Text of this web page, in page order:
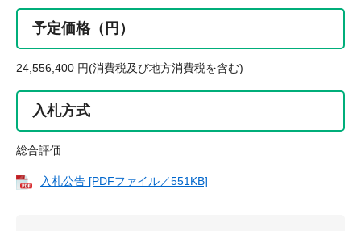
予定価格（円）
24,556,400 円(消費税及び地方消費税を含む)
入札方式
総合評価
入札公告 [PDFファイル／551KB]